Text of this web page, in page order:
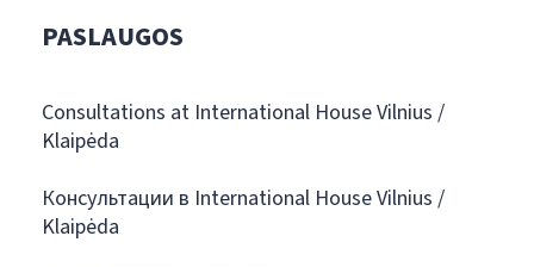
PASLAUGOS
Consultations at International House Vilnius /
Klaipėda
Консультации в International House Vilnius /
Klaipėda